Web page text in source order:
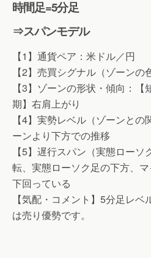
時間足=5分足
⇒スパンモデル
【1】通貨ペア：米ドル／円
【2】売買シグナル（ゾーンの
【3】ゾーンの形状・傾向：
期】右肩上がり
【4】実勢レベル（ゾーンと
ーンより下方での推移
【5】遅行スパン（実態ロー
転、実態ローソク足の下方、
下回っている
【気配・コメント】5分足レ
は売り優勢です。